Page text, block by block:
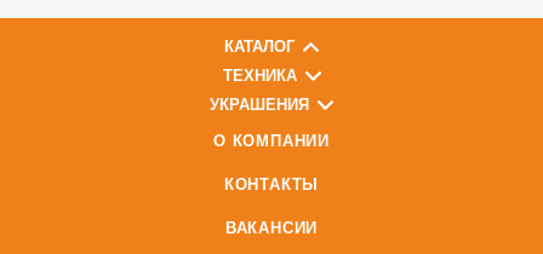
КАТАЛОГ
ТЕХНИКА
УКРАШЕНИЯ
О КОМПАНИИ
КОНТАКТЫ
ВАКАНСИИ